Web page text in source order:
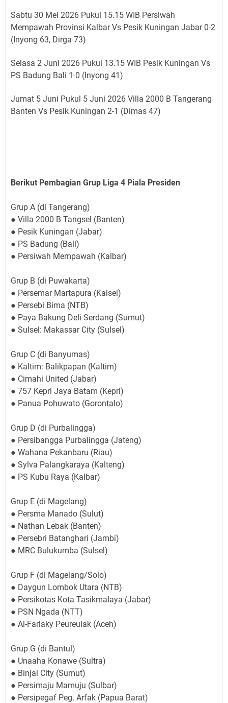
Sabtu 30 Mei 2026 Pukul 15.15 WIB Persiwah
Mempawah Provinsi Kalbar Vs Pesik Kuningan Jabar 0-2
(Inyong 63, Dirga 73)
Selasa 2 Juni 2026 Pukul 13.15 WIB Pesik Kuningan Vs
PS Badung Bali 1-0 (Inyong 41)
Jumat 5 Juni Pukul 5 Juni 2026 Villa 2000 B Tangerang
Banten Vs Pesik Kuningan 2-1 (Dimas 47)
Berikut Pembagian Grup Liga 4 Piala Presiden
Grup A (di Tangerang)
● Villa 2000 B Tangsel (Banten)
● Pesik Kuningan (Jabar)
● PS Badung (Bali)
● Persiwah Mempawah (Kalbar)
Grup B (di Puwakarta)
● Persemar Martapura (Kalsel)
● Persebi Bima (NTB)
● Paya Bakung Deli Serdang (Sumut)
● Sulsel: Makassar City (Sulsel)
Grup C (di Banyumas)
● Kaltim: Balikpapan (Kaltim)
● Cimahi United (Jabar)
● 757 Kepri Jaya Batam (Kepri)
● Panua Pohuwato (Gorontalo)
Grup D (di Purbalingga)
● Persibangga Purbalingga (Jateng)
● Wahana Pekanbaru (Riau)
● Sylva Palangkaraya (Kalteng)
● PS Kubu Raya (Kalbar)
Grup E (di Magelang)
● Persma Manado (Sulut)
● Nathan Lebak (Banten)
● Persebri Batanghari (Jambi)
● MRC Bulukumba (Sulsel)
Grup F (di Magelang/Solo)
● Daygun Lombok Utara (NTB)
● Persikotas Kota Tasikmalaya (Jabar)
● PSN Ngada (NTT)
● Al-Farlaky Peureulak (Aceh)
Grup G (di Bantul)
● Unaaha Konawe (Sultra)
● Binjai City (Sumut)
● Persimaju Mamuju (Sulbar)
● Persipegaf Peg. Arfak (Papua Barat)